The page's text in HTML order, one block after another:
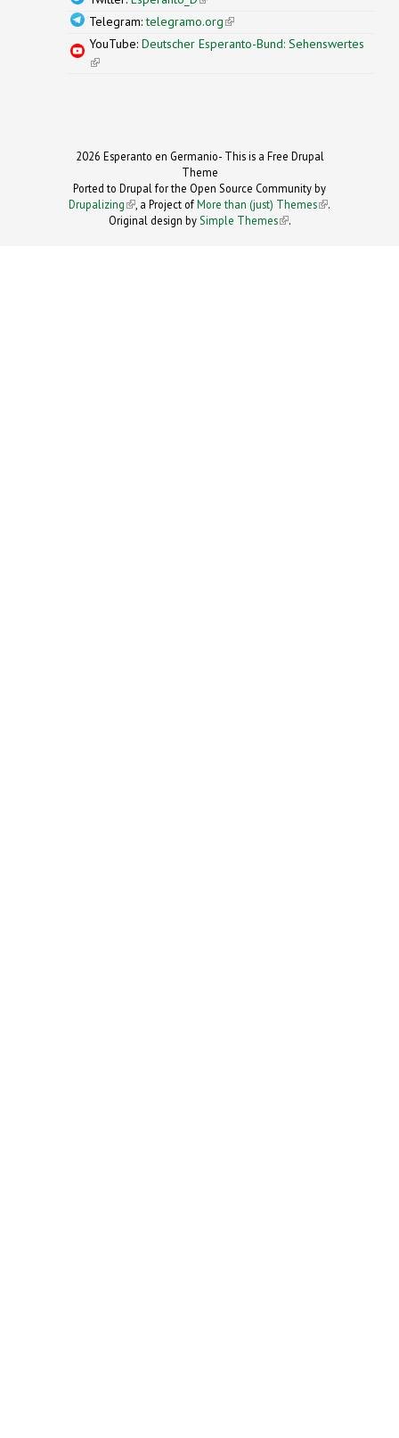
Telegram:telegramo.org(link is external)
YouTube: Deutscher Esperanto-Bund: Sehenswertes
(link is external)
2026 Esperanto en Germanio- This is a Free Drupal
Theme
Ported to Drupal for the Open Source Community by
Drupalizing(link is external)
, a Project ofMore than (just) Themes (link is
.
Original design by Simple Themes
(link is
.